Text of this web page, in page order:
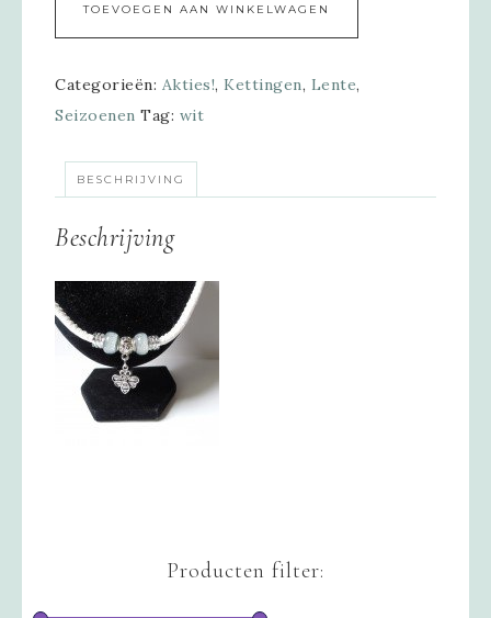
TOEVOEGEN AAN WINKELWAGEN
Categorieën: Akties!, Kettingen, Lente,
Seizoenen Tag: wit
BESCHRIJVING
Beschrijving
Producten filter: